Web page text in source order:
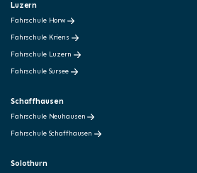
Luzern
Fahrschule Horw
Fahrschule Kriens
Fahrschule Luzern
Fahrschule Sursee
Schaffhausen
Fahrschule Neuhausen
Fahrschule Schaffhausen
Solothurn